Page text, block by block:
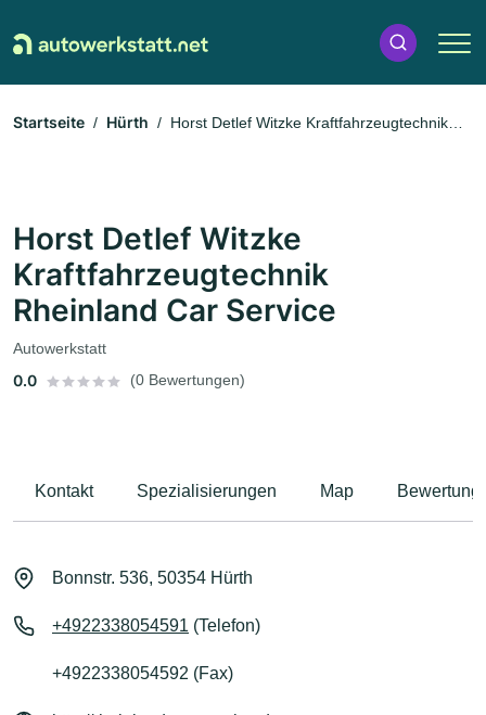
Startseite Hürth
Horst Detlef Witzke Kraftfahrzeugtechnik
Horst Detlef Witzke
Kraftfahrzeugtechnik
Rheinland Car Service
Autowerkstatt
0.0 (0 Bewertungen)
Kontakt Spezialisierungen Map
Bonnstr. 536, 50354 Hürth
+4922338054591 (Telefon)
+4922338054592 (Fax)